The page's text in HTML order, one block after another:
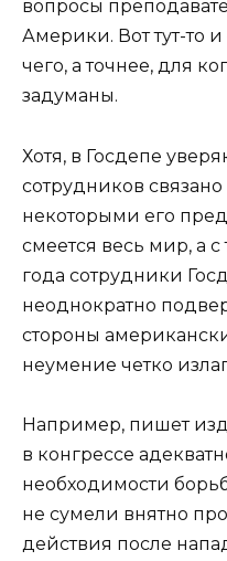
вопросы
Америки. Вот тут-то
чего, а точнее, для
задуманы.
Хотя, в Госдепе
сотрудников связано
некоторыми его
смеется весь мир, а
года сотрудники
неоднократно
стороны
неумение четко
Например, пишет
в конгрессе
необходимости
не сумели внятно
действия после